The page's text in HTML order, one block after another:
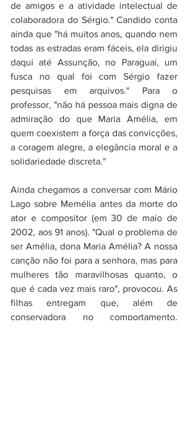
de amigos e a atividade intelectual de
colaboradora do Sérgio." Candido conta
ainda que "há muitos anos, quando nem
todas as estradas eram fáceis, ela dirigiu
daqui até Assunção, no Paraguai, um
fusca no qual foi com Sérgio fazer
pesquisas em arquivos." Para o
professor, "não há pessoa mais digna de
admiração do que Maria Amélia, em
quem coexistem a força das convicções,
a coragem alegre, a elegância moral e a
solidariedade discreta."
Ainda chegamos a conversar com Mário
Lago sobre Memélia antes da morte do
ator e compositor (em 30 de maio de
2002, aos 91 anos). "Qual o problema de
ser Amélia, dona Maria Amélia? A nossa
canção não foi para a senhora, mas para
mulheres tão maravilhosas quanto, o
que é cada vez mais raro", provocou. As
filhas entregam que, além de
conservadora no comportamento,